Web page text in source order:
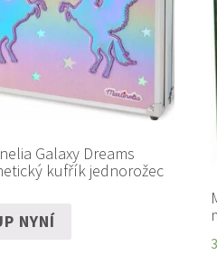
Galaxy Dreams
kufřík jednorožec
NYNÍ